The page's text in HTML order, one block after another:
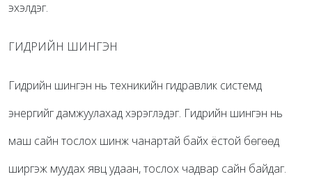
эхэлдэг.
ГИДРИЙН ШИНГЭН
Гидрийн шингэн нь техникийн гидравлик системд
энергийг дамжуулахад хэрэглэдэг. Гидрийн шингэн нь
маш сайн тослох шинж чанартай байх ёстой бөгөөд
ширгэж муудах явц удаан, тослох чадвар сайн байдаг.